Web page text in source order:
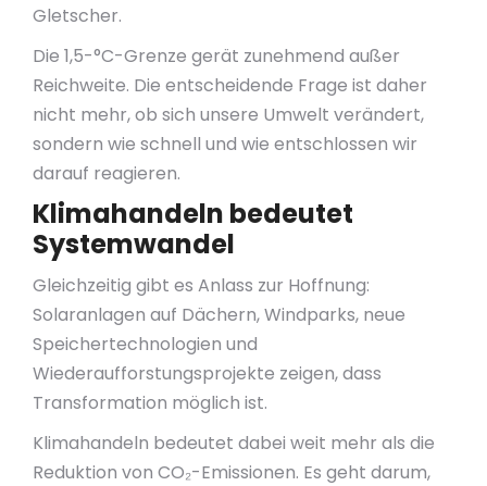
Gletscher.
Die 1,5-°C-Grenze gerät zunehmend außer
Reichweite. Die entscheidende Frage ist daher
nicht mehr, ob sich unsere Umwelt verändert,
sondern wie schnell und wie entschlossen wir
darauf reagieren.
Klimahandeln bedeutet
Systemwandel
Gleichzeitig gibt es Anlass zur Hoffnung:
Solaranlagen auf Dächern, Windparks, neue
Speichertechnologien und
Wiederaufforstungsprojekte zeigen, dass
Transformation möglich ist.
Klimahandeln bedeutet dabei weit mehr als die
Reduktion von CO₂-Emissionen. Es geht darum,